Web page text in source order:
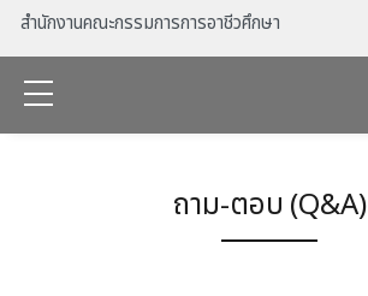
สำนักงานคณะกรรมการการอาชีวศึกษา
ถาม-ตอบ (Q&A)